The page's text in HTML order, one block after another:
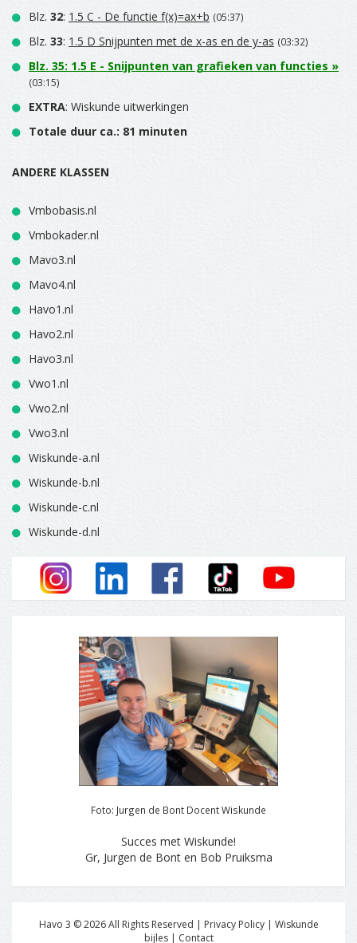
Blz. 32: 1.5 C - De functie f(x)=ax+b (05:37)
Blz. 33: 1.5 D Snijpunten met de x-as en de y-as (03:32)
Blz. 35: 1.5 E - Snijpunten van grafieken van functies »
(03:15)
EXTRA: Wiskunde uitwerkingen
Totale duur ca.: 81 minuten
ANDERE KLASSEN
Vmbobasis.nl
Vmbokader.nl
Mavo3.nl
Mavo4.nl
Havo1.nl
Havo2.nl
Havo3.nl
Vwo1.nl
Vwo2.nl
Vwo3.nl
Wiskunde-a.nl
Wiskunde-b.nl
Wiskunde-c.nl
Wiskunde-d.nl
Foto: Jurgen de Bont Docent Wiskunde
Succes met Wiskunde!
Gr, Jurgen de Bont en Bob Pruiksma
Havo 3 ©2026All Rights Reserved | Privacy Policy | Wiskunde
bijles| Contact